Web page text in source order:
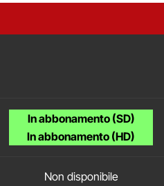
In abbonamento (SD)
In abbonamento (HD)
Non disponibile